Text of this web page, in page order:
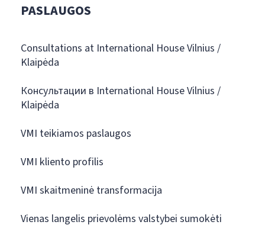
PASLAUGOS
Consultations at International House Vilnius /
Klaipėda
Консультации в International House Vilnius /
Klaipėda
VMI teikiamos paslaugos
VMI kliento profilis
VMI skaitmeninė transformacija
Vienas langelis prievolėms valstybei sumokėti